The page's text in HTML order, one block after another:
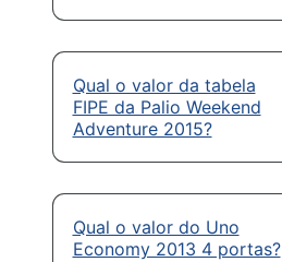
Qual o valor da tabela
FIPE da Palio Weekend
Adventure 2015?
Qual o valor do Uno
Economy 2013 4 portas?